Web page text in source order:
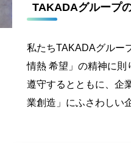
TAKADAグループ
私たちTAKADAグルー
情熱 希望」の精神に則
遵守するとともに、企
業創造」にふさわしい